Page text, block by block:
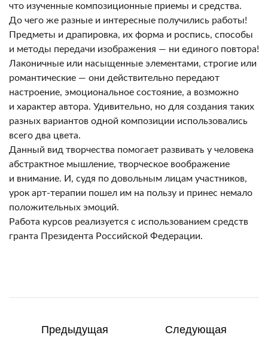
что изученные композиционные приемы и средства.
До чего же разные и интересные получились работы!
Предметы и драпировка, их форма и роспись, способы
и методы передачи изображения — ни единого повтора!
Лаконичные или насыщенные элементами, строгие или
романтические — они действительно передают
настроение, эмоциональное состояние, а возможно
и характер автора. Удивительно, но для создания таких
разных вариантов одной композиции использовались
всего два цвета.
Данный вид творчества помогает развивать у человека
абстрактное мышление, творческое воображение
и внимание. И, судя по довольным лицам участников,
урок арт-терапии пошел им на пользу и принес немало
положительных эмоций.
Работа курсов реализуется с использованием средств
гранта Президента Российской Федерации.
Предыдущая Следующая